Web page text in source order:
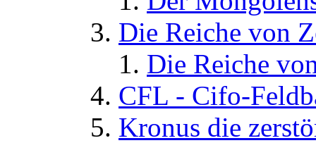
Die Reiche von
Die Reiche
CFL - Cifo-
Kronus die